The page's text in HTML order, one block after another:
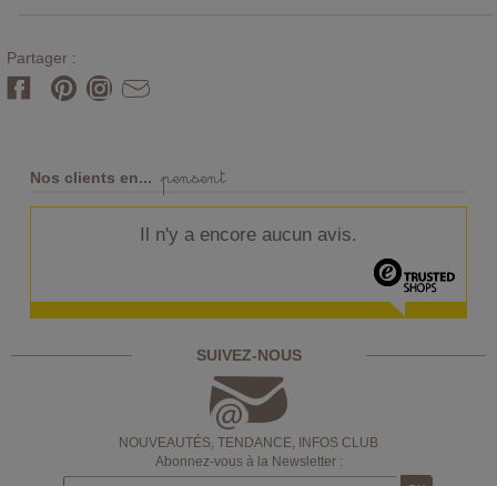
Partager :
Nos clients en... pensent
Il n'y a encore aucun avis.
SUIVEZ-NOUS
NOUVEAUTÉS, TENDANCE, INFOS CLUB
Abonnez-vous à la Newsletter :